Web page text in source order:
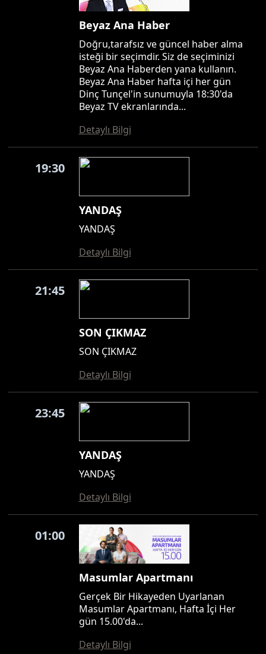
Beyaz Ana Haber
Doğru,tarafsız ve güncel haber alma
isteği bir seçimdir. Siz de seçiminizi
Beyaz Ana Haberden yana kullanın.
Beyaz Ana Haber hafta içi her gün
Dinç Tunçel'in sunumuyla 18:30'da
Beyaz TV ekranlarında...
Detaylı Bilgi
19:30
YANDAŞ
YANDAŞ
Detaylı Bilgi
21:45
SON ÇIKMAZ
SON ÇIKMAZ
Detaylı Bilgi
23:45
YANDAŞ
YANDAŞ
Detaylı Bilgi
01:00
Masumlar Apartmanı
Gerçek Bir Hikayeden Uyarlanan
Masumlar Apartmanı, Hafta İçi Her
gün 15.00'da...
Detaylı Bilgi